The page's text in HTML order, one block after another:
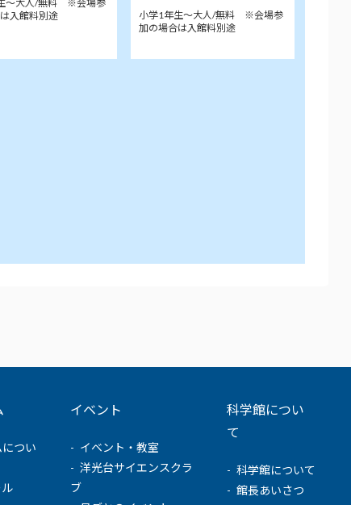
～大人/無料 ※会場参
入館料別途
小学1年生～大人/無料 ※会場参
加の場合は入館料別途
つい
イベント
イベント・教室
洋光台サイエンスクラ
ブ
科学館につい
て
科学館について
館長あいさつ